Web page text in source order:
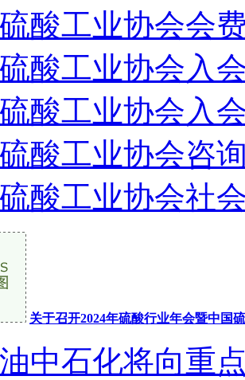
酸工业协会会
酸工业协会入
酸工业协会入
酸工业协会咨
酸工业协会社
关于召开2024年硫酸行业年会暨中国
油中石化将向重